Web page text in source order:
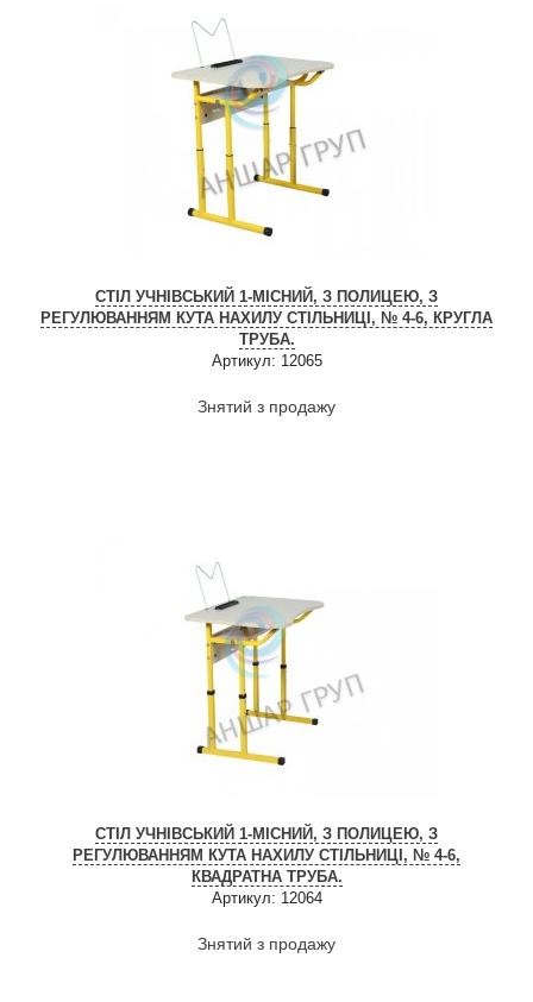
СТІЛ УЧНІВСЬКИЙ 1-МІСНИЙ, З ПОЛИЦЕЮ, З
РЕГУЛЮВАННЯМ КУТА НАХИЛУ СТІЛЬНИЦІ, № 4-6, КРУГЛА
ТРУБА.
Артикул: 12065
Знятий з продажу
СТІЛ УЧНІВСЬКИЙ 1-МІСНИЙ, З ПОЛИЦЕЮ, З
РЕГУЛЮВАННЯМ КУТА НАХИЛУ СТІЛЬНИЦІ, № 4-6,
КВАДРАТНА ТРУБА.
Артикул: 12064
Знятий з продажу